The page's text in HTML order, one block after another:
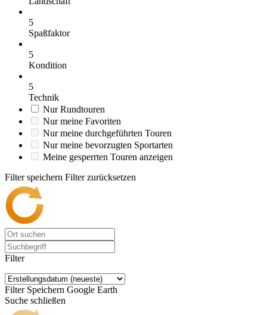
5
Spaßfaktor
5
Kondition
5
Technik
Nur Rundtouren
Nur meine Favoriten
Nur meine durchgeführten Touren
Nur meine bevorzugten Sportarten
Meine gesperrten Touren anzeigen
Filter speichern Filter zurücksetzen
Filter
Filter Speichern Google Earth
Suche schließen